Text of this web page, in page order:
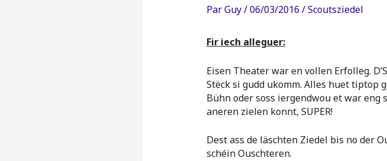
ParGuy/06/03/2016 /Scoutsziedel
Fir iech alleguer:
Eisen Theater war en vollen Erfolleg.
Stëck si gudd ukomm. Alles huet tiptop
Bühn oder soss iergendwou et war eng
aneren zielen konnt, SUPER!
Dest ass de läschten Ziedel bis no der
schéin Ouschteren.